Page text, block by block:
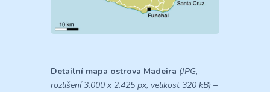
Detailní mapa ostrova Madeira (JPG,
rozlišení 3.000 x 2.425 px, velikost 320 kB) –